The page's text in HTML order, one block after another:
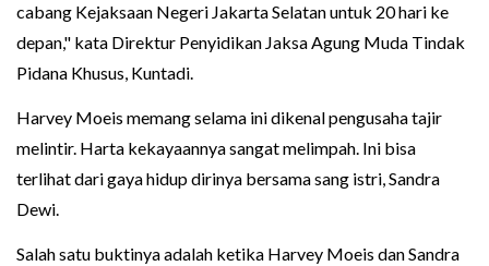
cabang Kejaksaan Negeri Jakarta Selatan untuk 20 hari ke
depan," kata Direktur Penyidikan Jaksa Agung Muda Tindak
Pidana Khusus, Kuntadi.
Harvey Moeis memang selama ini dikenal pengusaha tajir
melintir. Harta kekayaannya sangat melimpah. Ini bisa
terlihat dari gaya hidup dirinya bersama sang istri, Sandra
Dewi.
Salah satu buktinya adalah ketika Harvey Moeis dan Sandra